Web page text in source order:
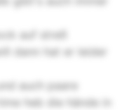
auf streß
dann hat er leider
auch paare
heb die hände in